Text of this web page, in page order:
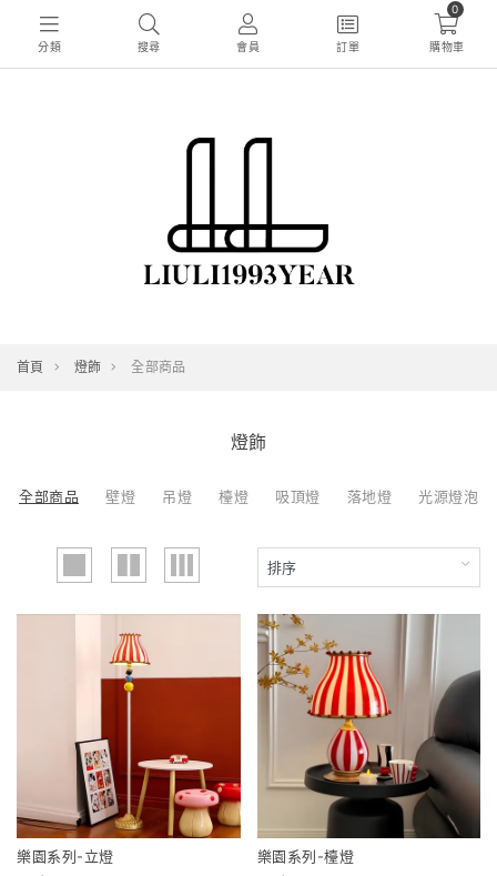
分類 搜尋 會員 訂單
0
購物車
首頁 燈飾 全部商品
燈飾
全部商品 壁燈 吊燈 檯燈 吸頂燈 落地燈 光源燈泡
樂園系列-立燈
樂園系列-檯燈